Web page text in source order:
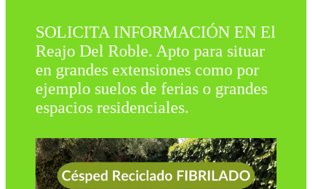
SOLICITA INFORMACIÓN EN El
Reajo Del Roble. Apto para situar
en grandes extensiones como por
ejemplo suelos de ferias o grandes
espacios residenciales.